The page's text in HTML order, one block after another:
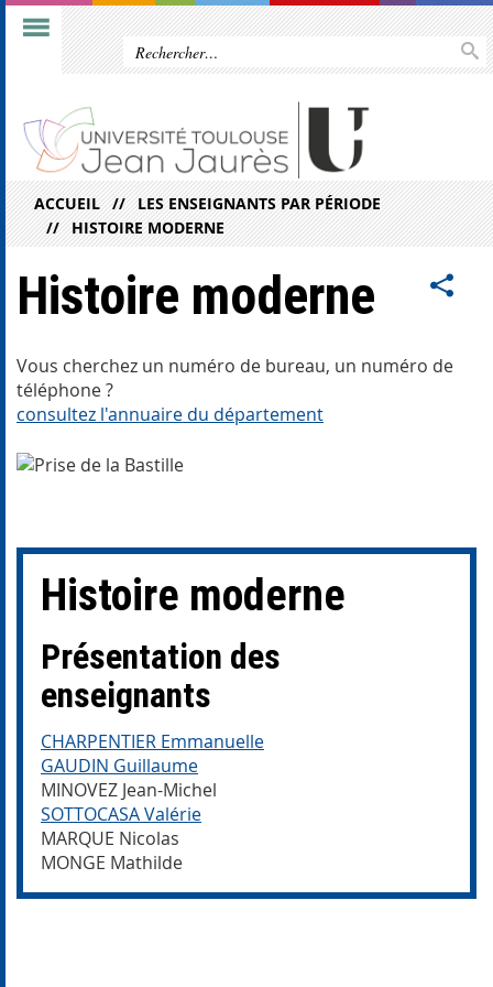
ACCUEIL
LES ENSEIGNANTS PAR PÉRIODE
HISTOIRE MODERNE
Histoire moderne
Vous cherchez un numéro de bureau, un numéro de
téléphone ?
consultez l'annuaire du département
Histoire moderne
Présentation des
enseignants
CHARPENTIER Emmanuelle
GAUDIN Guillaume
MINOVEZ Jean-Michel
SOTTOCASA Valérie
MARQUE Nicolas
MONGE Mathilde